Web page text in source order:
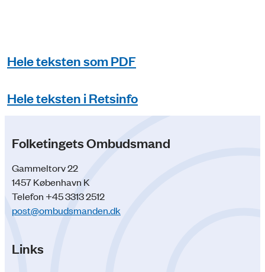
Hele teksten som PDF
Hele teksten i Retsinfo
Folketingets Ombudsmand
Gammeltorv 22
1457 København K
Telefon +45 3313 2512
post@ombudsmanden.dk
Links